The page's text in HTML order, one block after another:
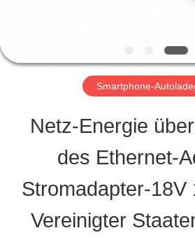
SIE
UNS
Smartphone-
Netz-Energie
des Ethernet-
Stromadapter-18V
Vereinigter